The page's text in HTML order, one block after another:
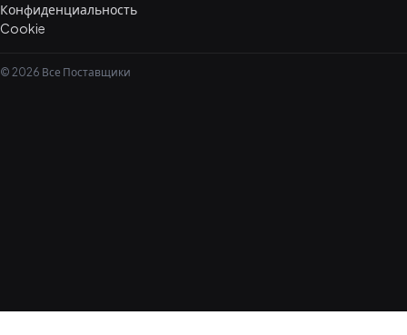
Конфиденциальность
Cookie
© 2026 Все Поставщики